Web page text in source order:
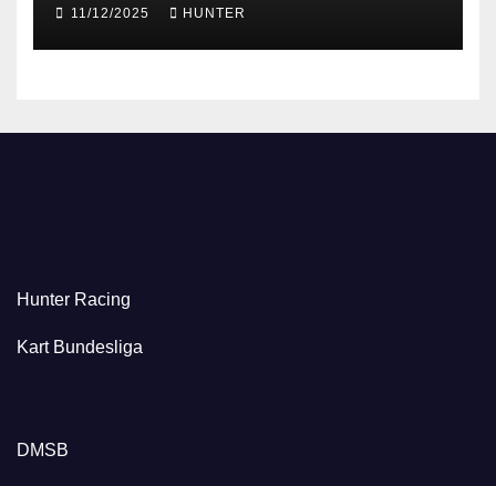
11/12/2025 HUNTER
Hunter Racing
Kart Bundesliga
DMSB